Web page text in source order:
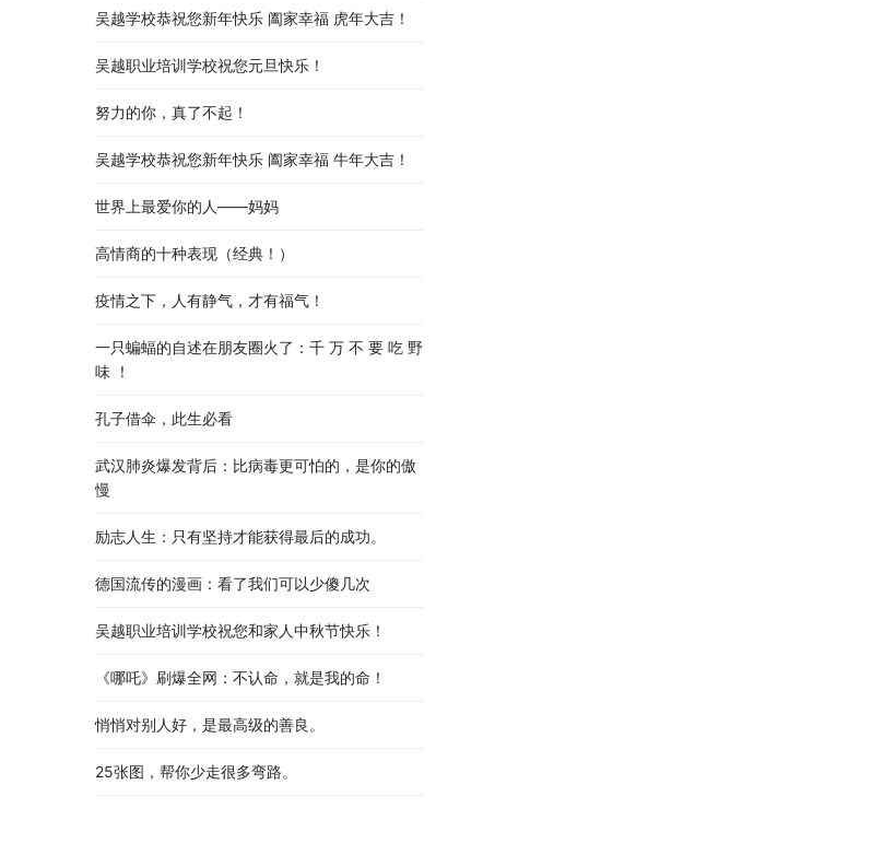
吴越学校恭祝您新年快乐 阖家幸福 虎年大吉！
吴越职业培训学校祝您元旦快乐！
努力的你，真了不起！
吴越学校恭祝您新年快乐 阖家幸福 牛年大吉！
世界上最爱你的人——妈妈
高情商的十种表现（经典！）
疫情之下，人有静气，才有福气！
一只蝙蝠的自述在朋友圈火了：千 万 不 要 吃 野
味 ！
孔子借伞，此生必看
武汉肺炎爆发背后：比病毒更可怕的，是你的傲
慢
励志人生：只有坚持才能获得最后的成功。
德国流传的漫画：看了我们可以少傻几次
吴越职业培训学校祝您和家人中秋节快乐​！​
《哪吒》刷爆全网：不认命，就是我的命！
悄悄对别人好，是最高级的善良。
25张图，帮你少走很多弯路。